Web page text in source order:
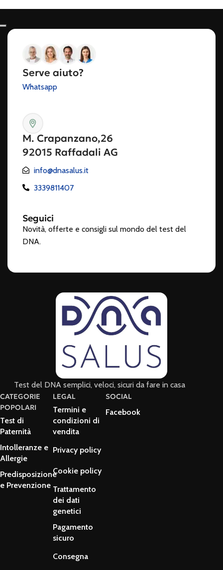
Serve aiuto?
Whatsapp
M. Crapanzano,26
92015 Raffadali AG
info@dnasalus.it
3339811407
Seguici
Novità, offerte e consigli sul mondo del test del
DNA.
Test del DNA semplici, veloci, sicuri da fare in casa
CATEGORIE
POPOLARI
Test di
Paternità
Intolleranze e
Allergie
Predisposizione
e Prevenzione
LEGAL
Termini e
condizioni di
vendita
Privacy policy
Cookie policy
Trattamento
dei dati
genetici
Pagamento
sicuro
Consegna
SOCIAL
Facebook